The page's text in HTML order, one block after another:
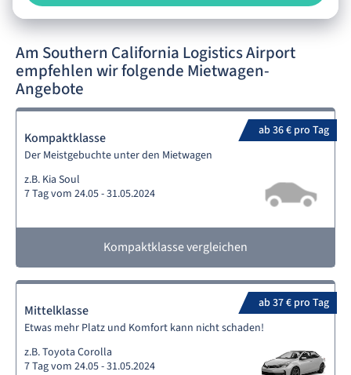
Am Southern California Logistics Airport
empfehlen wir folgende Mietwagen-
Angebote
ab 36 € pro Tag
Kompaktklasse
Der Meistgebuchte unter den Mietwagen
z.B. Kia Soul
7 Tag vom 24.05 - 31.05.2024
Kompaktklasse vergleichen
ab 37 € pro Tag
Mittelklasse
Etwas mehr Platz und Komfort kann nicht schaden!
z.B. Toyota Corolla
7 Tag vom 24.05 - 31.05.2024